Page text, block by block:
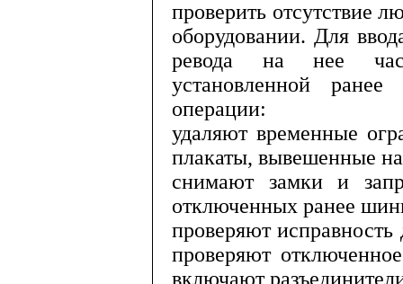
проверить отсутствие
оборудовании. Для
ревода на нее
установленной
операции:
удаляют временные
плака­ты, вывешенные
снимают замки и
отклю­ченных ранее
проверяют
проверяют
включают